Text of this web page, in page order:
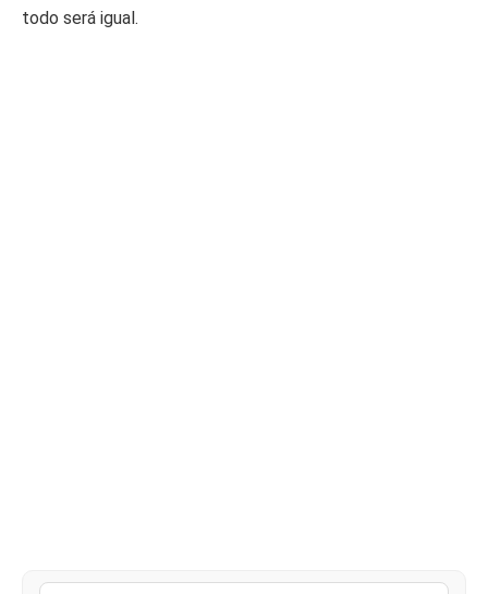
todo será igual.